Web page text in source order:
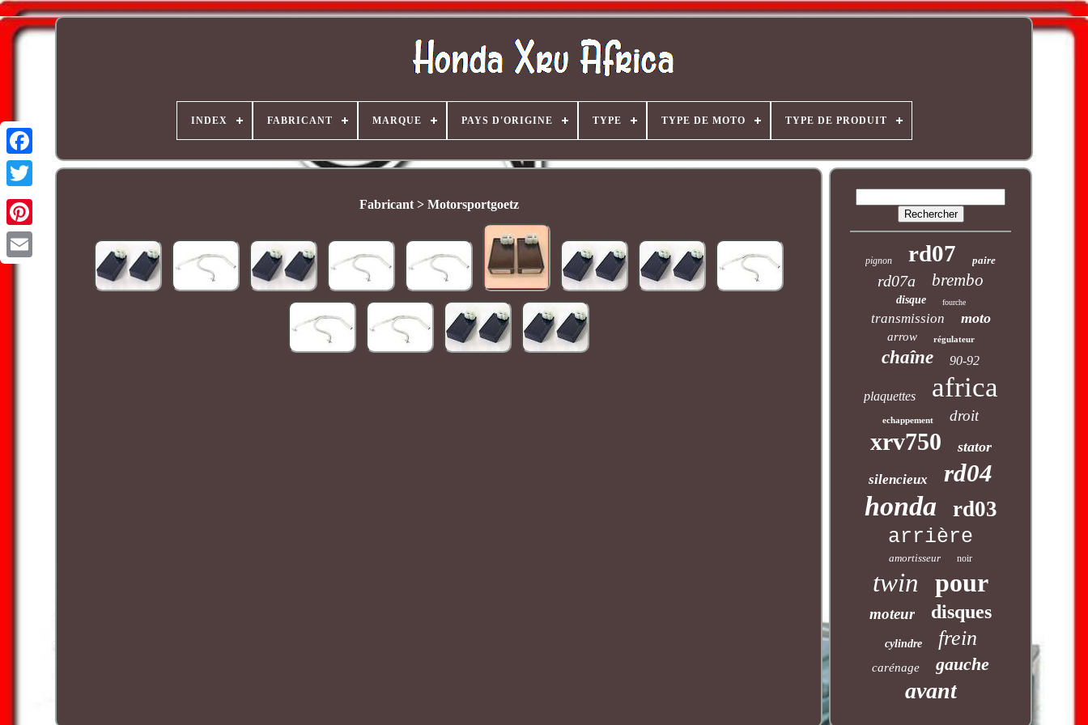
INDEX FABRICANT MARQUE PAYS D'ORIGINE TYPE TYPE DE MOTO TYPE DE PRODUIT
Fabricant > Motorsportgoetz
pignon rd07 paire
rd07a brembo
disque fourche
transmission moto
arrow régulateur
chaîne 90-92
plaquettes africa
echappement droit
xrv750 stator
silencieux rd04
honda rd03
arrière
amortisseur noir
twin pour
moteur disques
cylindre frein
carénage gauche
avant